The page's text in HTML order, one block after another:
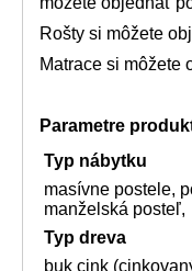
Rošty si môžete
Matrace si môžete
Parametre
Typ nábytku
masívne postele,
manželská posteľ,
Typ dreva
buk cink